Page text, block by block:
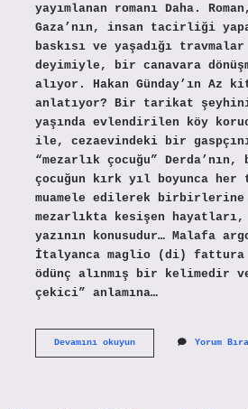
yayımlanan romanı Daha.
Gaza’nın, insan tacirliği
baskısı ve yaşadığı
deyimiyle, bir canavara
alıyor. Hakan Günday’ın Az
anlatıyor? Bir tarikat
yaşında evlendirilen köy
ile, cezaevindeki bir
“mezarlık çocuğu”
çocuğun kırk yıl boyunca
muamele edilerek birbirlerine
mezarlıkta kesişen hayatları,
yazının konusudur… Malafa
İtalyanca maglio (di) fattura
ödünç alınmış bir kelimedir
çekici” anlamına…
Devamını okuyunHakan
Yorum